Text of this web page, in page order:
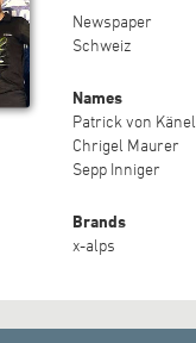
Newspaper
Schweiz
Names
Patrick von Känel
Chrigel Maurer
Sepp Inniger
Brands
x-alps